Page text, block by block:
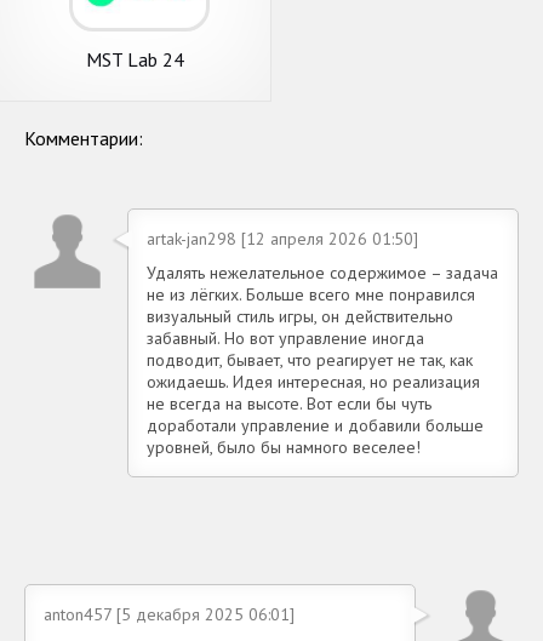
MST Lab 24
Комментарии:
artak-jan298 [12 апреля 2026 01:50]
Удалять нежелательное содержимое – задача
не из лёгких. Больше всего мне понравился
визуальный стиль игры, он действительно
забавный. Но вот управление иногда
подводит, бывает, что реагирует не так, как
ожидаешь. Идея интересная, но реализация
не всегда на высоте. Вот если бы чуть
доработали управление и добавили больше
уровней, было бы намного веселее!
anton457 [5 декабря 2025 06:01]